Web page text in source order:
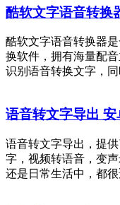
酷软文字语音转换
酷软文字语音转换器
换软件，拥有海量配
识别语音转换文字，
语音转文字导出 安
语音转文字导出，提
字，视频转语音，变
还是日常生活中，都